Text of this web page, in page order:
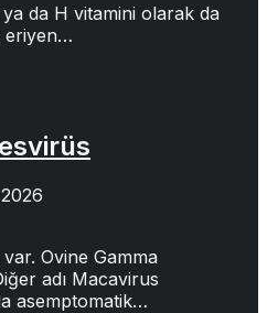
da H vitamini olarak da
eriyen…
Ovine Gamma
adı Macavirus
asemptomatik…